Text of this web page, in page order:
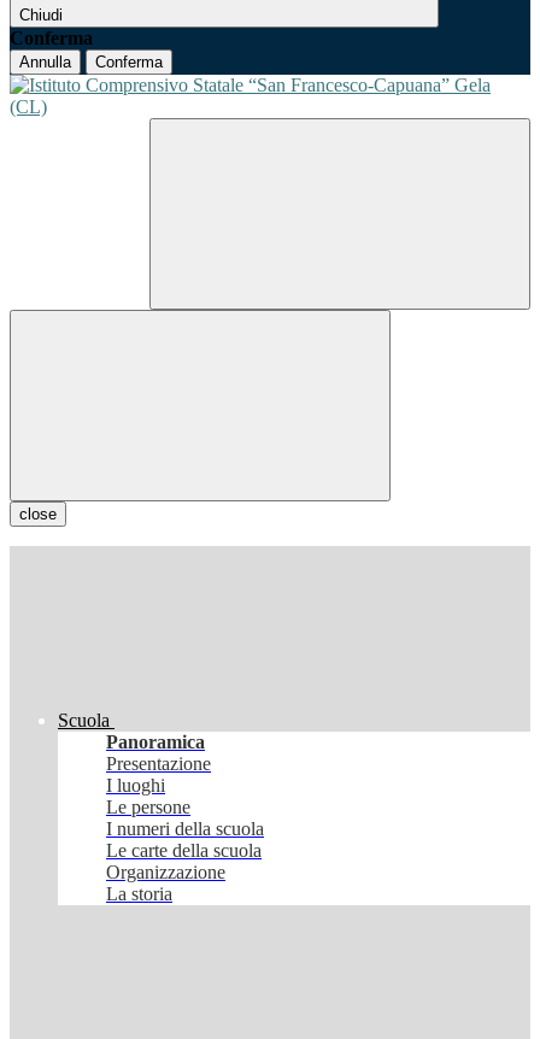
Chiudi
Conferma
Annulla Conferma
close
Scuola
Panoramica
Presentazione
I luoghi
Le persone
I numeri della scuola
Le carte della scuola
Organizzazione
La storia